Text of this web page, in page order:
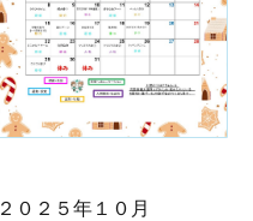
２０２５年１０月